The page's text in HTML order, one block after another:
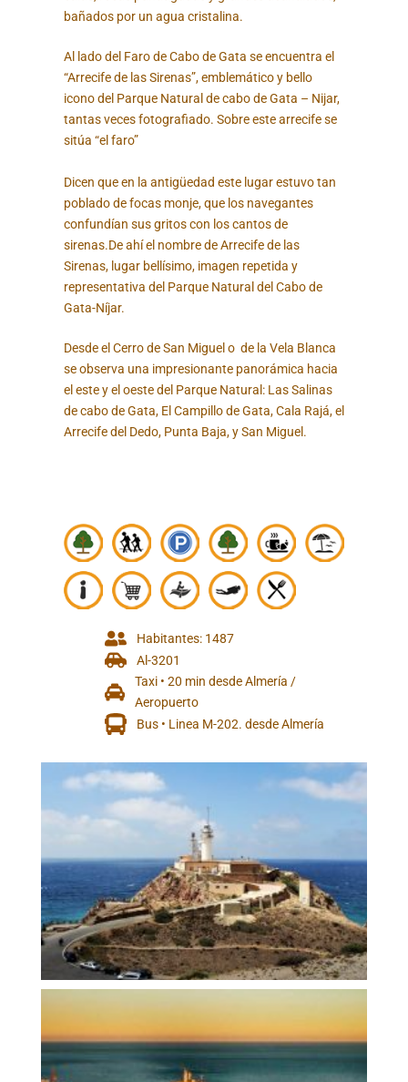
bañados por un agua cristalina.
Al lado del Faro de Cabo de Gata se encuentra el
“Arrecife de las Sirenas”, emblemático y bello
icono del Parque Natural de cabo de Gata – Nijar,
tantas veces fotografiado. Sobre este arrecife se
sitúa “el faro”
Dicen que en la antigüedad este lugar estuvo tan
poblado de focas monje, que los navegantes
confundían sus gritos con los cantos de
sirenas.De ahí el nombre de Arrecife de las
Sirenas, lugar bellísimo, imagen repetida y
representativa del Parque Natural del Cabo de
Gata-Níjar.
Desde el Cerro de San Miguel o de la Vela Blanca
se observa una impresionante panorámica hacia
el este y el oeste del Parque Natural: Las Salinas
de cabo de Gata, El Campillo de Gata, Cala Rajá, el
Arrecife del Dedo, Punta Baja, y San Miguel.
Habitantes: 1487
Al-3201
Taxi • 20 min desde Almería /
Aeropuerto
Bus • Linea M-202. desde Almería